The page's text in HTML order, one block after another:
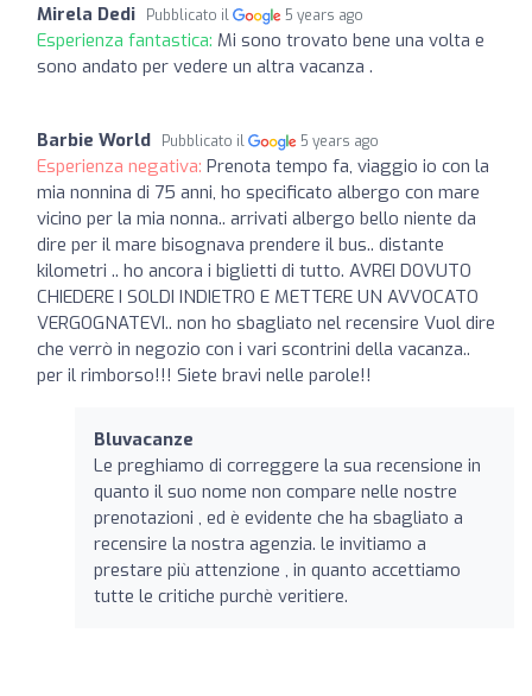
Mirela Dedi Pubblicato il 5 years ago
Esperienza fantastica: Mi sono trovato bene una volta e
sono andato per vedere un altra vacanza .
Barbie World Pubblicato il 5 years ago
Esperienza negativa: Prenota tempo fa, viaggio io con la
mia nonnina di 75 anni, ho specificato albergo con mare
vicino per la mia nonna.. arrivati albergo bello niente da
dire per il mare bisognava prendere il bus.. distante
kilometri .. ho ancora i biglietti di tutto. AVREI DOVUTO
CHIEDERE I SOLDI INDIETRO E METTERE UN AVVOCATO
VERGOGNATEVI.. non ho sbagliato nel recensire Vuol dire
che verrò in negozio con i vari scontrini della vacanza..
per il rimborso!!! Siete bravi nelle parole!!
Bluvacanze
Le preghiamo di correggere la sua recensione in
quanto il suo nome non compare nelle nostre
prenotazioni , ed è evidente che ha sbagliato a
recensire la nostra agenzia. le invitiamo a
prestare più attenzione , in quanto accettiamo
tutte le critiche purchè veritiere.